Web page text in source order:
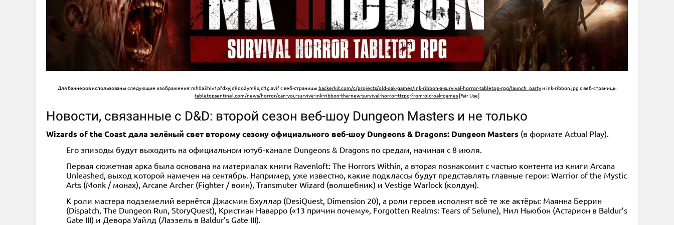
Для баннеров использованы следующие изображения: mh0a3hlv1pfdxyjd9do2ym9xjd1g.avif с веб-страницы backerkit.com/c/projects/old-oak-games/ink-ribbon-a-survival-horror-tabletop-rpg/launch_partyи ink-ribbon.jpg с веб-страницы
tabletopsentinel.com/news/horror/can-you-survive-ink-ribbon-the-new-survival-horror-ttrpg-from-old-oak-games [Fair Use]
Новости, связанные с D&D: второй сезон веб-шоу Dungeon Masters и не только
Wizards of the Coast дала зелёный свет второму сезону официального веб-шоу Dungeons & Dragons: Dungeon Masters (в формате Actual Play).
Его эпизоды будут выходить на официальном ютуб-канале Dungeons & Dragons по средам, начиная с 8 июля.
Первая сюжетная арка была основана на материалах книги Ravenloft: The Horrors Within, а вторая познакомит с частью контента из книги Arcana
Unleashed, выход которой намечен на сентябрь. Например, уже известно, какие подклассы будут представлять главные герои: Warrior of the Mystic
Arts (Monk / монах), Arcane Archer (Fighter / воин), Transmuter Wizard (волшебник) и Vestige Warlock (колдун).
К роли мастера подземелий вернётся Джасмин Бхуллар (DesiQuest, Dimension 20), а роли героев исполнят всё те же актёры: Маянна Беррин
(Dispatch, The Dungeon Run, StoryQuest), Кристиан Наварро («13 причин почему», Forgotten Realms: Tears of Selune), Нил Ньюбон (Астарион в Baldur’s
Gate III) и Девора Уайлд (Лаэзель в Baldur’s Gate III).